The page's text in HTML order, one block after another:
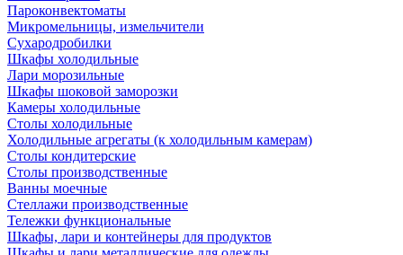
Пароконвектоматы
Микромельницы, измельчители
Сухародробилки
Шкафы холодильные
Лари морозильные
Шкафы шоковой заморозки
Камеры холодильные
Столы холодильные
Холодильные агрегаты (к холодильным камерам)
Столы кондитерские
Столы производственные
Ванны моечные
Стеллажи производственные
Тележки функциональные
Шкафы, лари и контейнеры для продуктов